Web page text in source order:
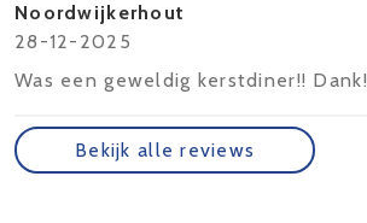
Noordwijkerhout
28-12-2025
Was een geweldig kerstdiner!! Dank!
Bekijk alle reviews